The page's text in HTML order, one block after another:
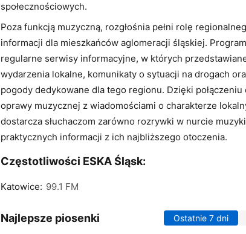
społecznościowych.
Poza funkcją muzyczną, rozgłośnia pełni rolę
informacji dla mieszkańców aglomeracji śląskiej.
regularne serwisy informacyjne, w których
wydarzenia lokalne, komunikaty o sytuacji na drogach
pogody dedykowane dla tego regionu. Dzięki połączeniu
oprawy muzycznej z wiadomościami o charakterze
dostarcza słuchaczom zarówno rozrywki w nurcie
praktycznych informacji z ich najbliższego otoczenia.
Częstotliwości ESKA Śląsk:
Katowice: 99.1 FM
Najlepsze piosenki Ostatnie 7 dni